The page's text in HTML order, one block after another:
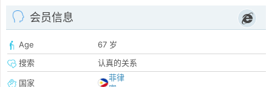
会员信息
Age
67 岁
搜索
认真的关系
国家
菲律